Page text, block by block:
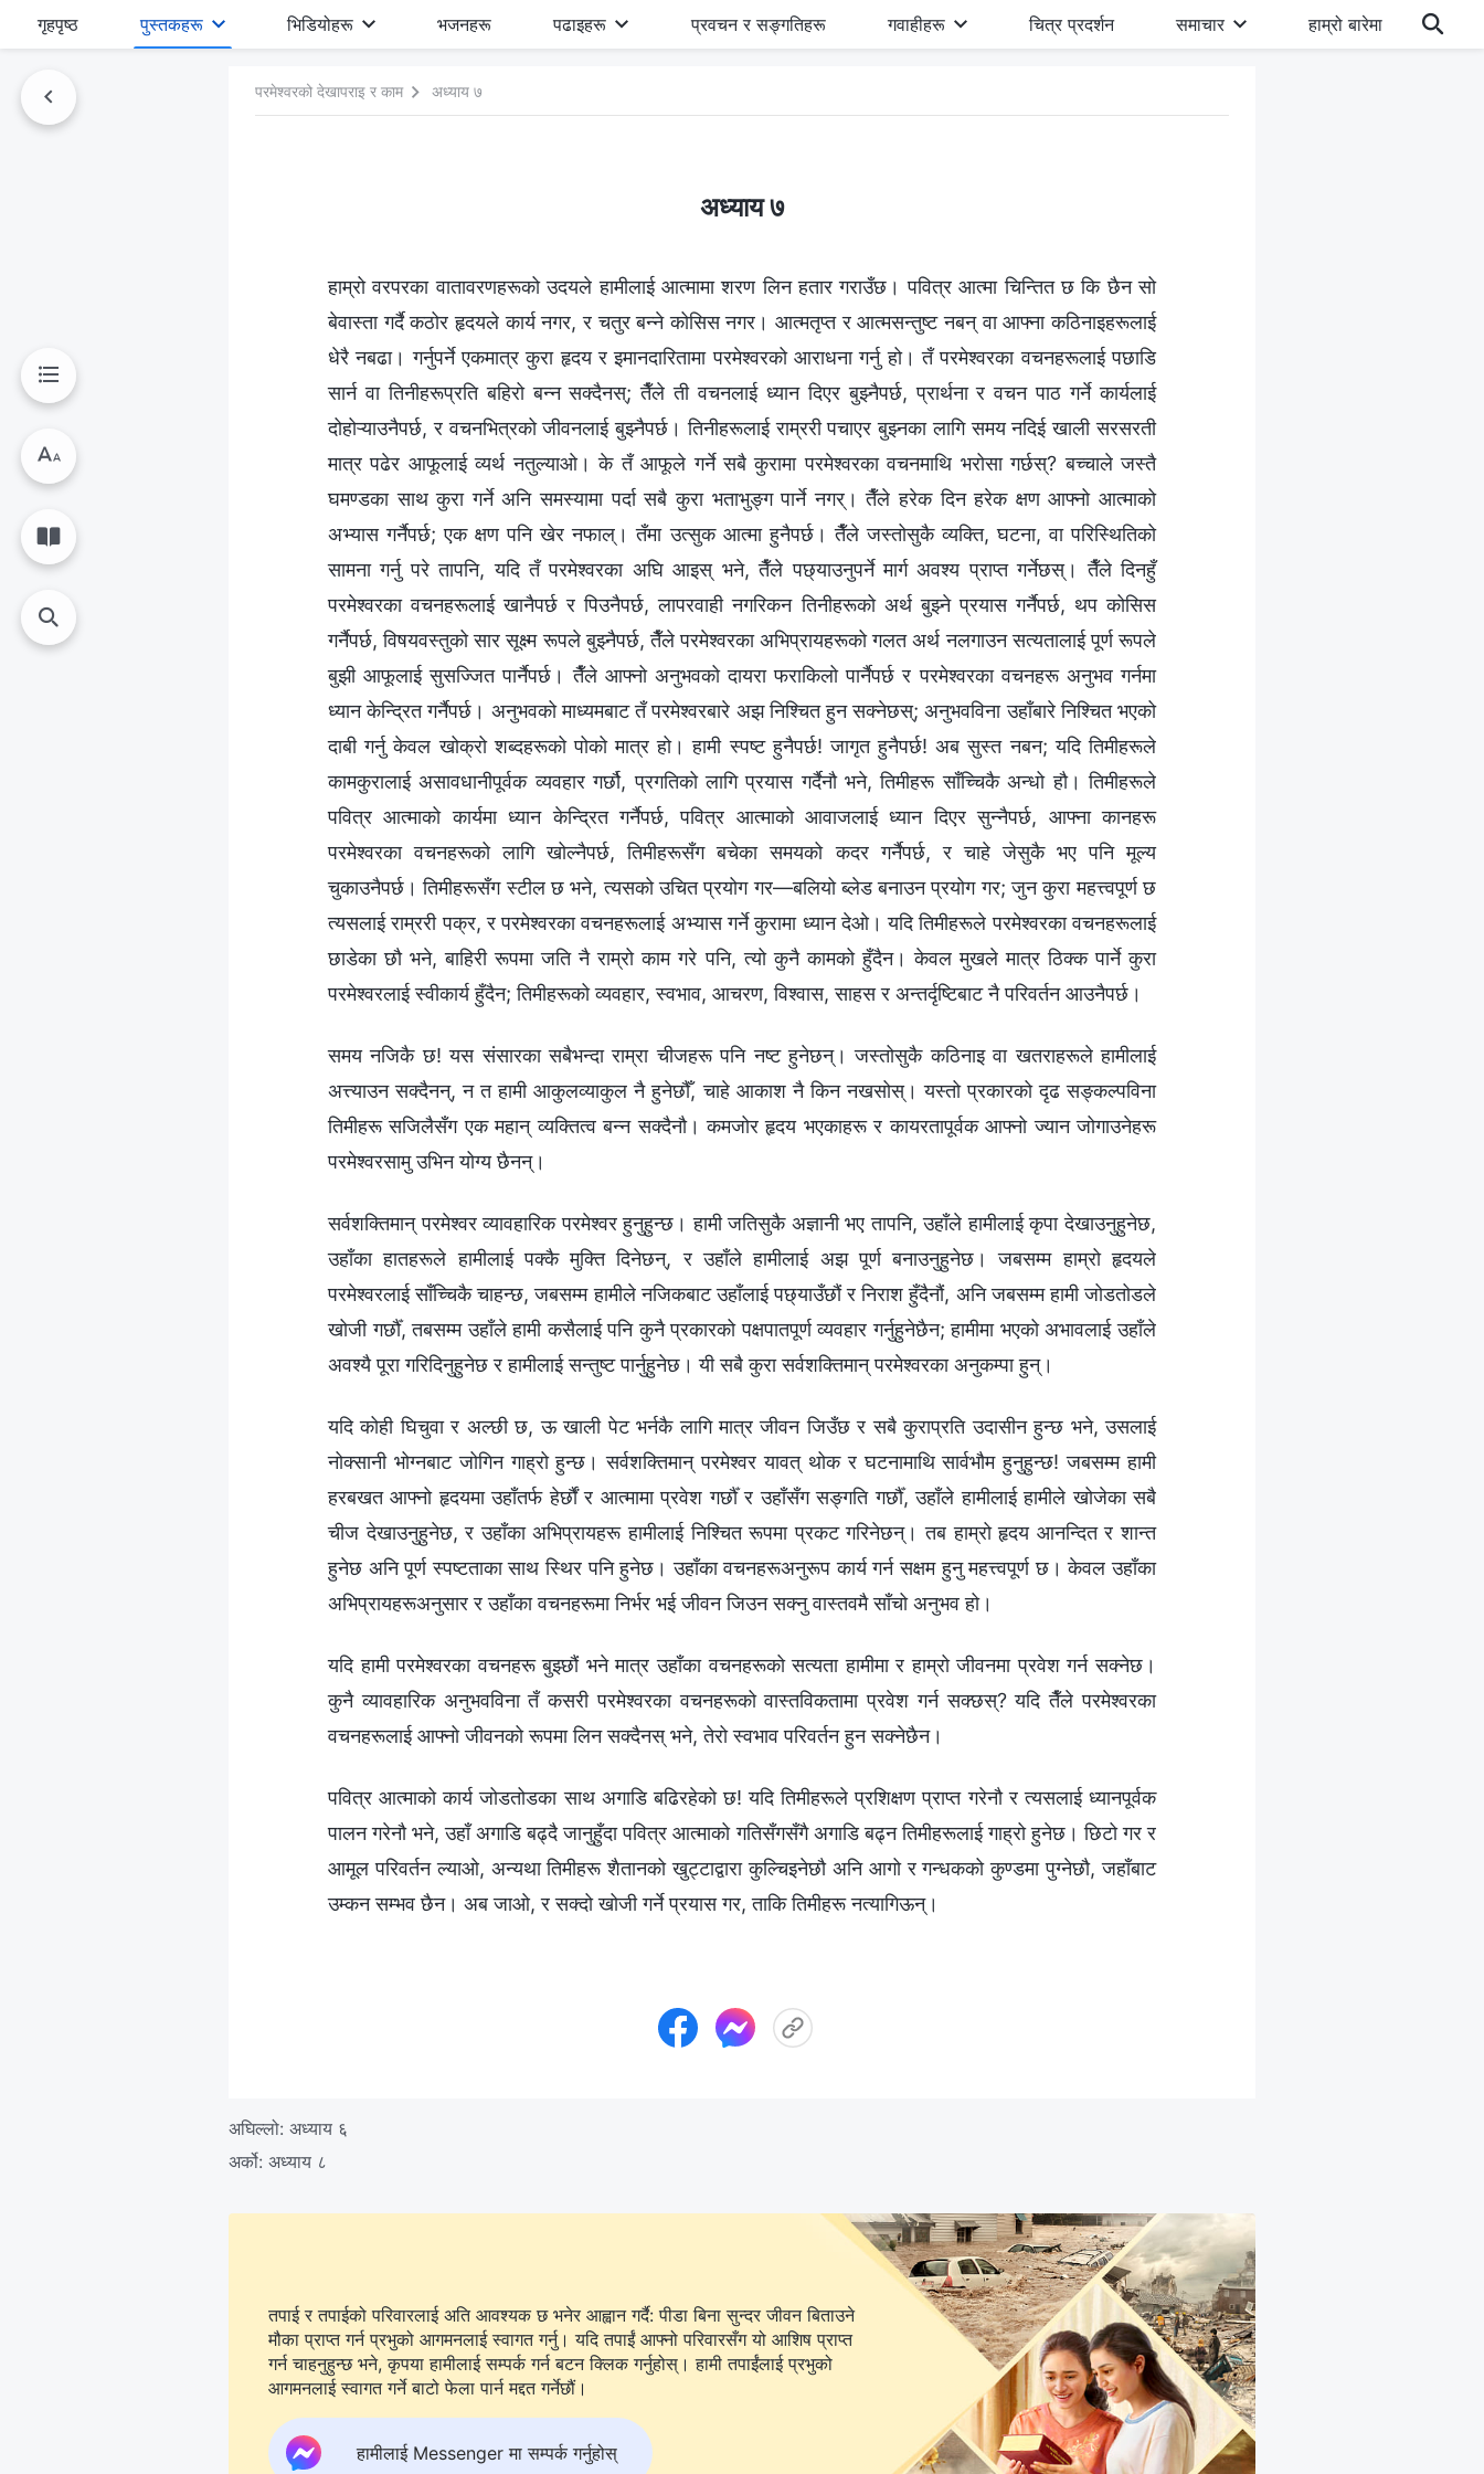
गृहपृष्ठ पुस्तकहरू भिडियोहरू भजनहरू पढाइहरू प्रवचन र सङ्गतिहरू गवाहीहरू चित्र प्रदर्शन समाचार हाम्रो बारेमा
परमेश्‍वरको देखापराइ र काम अध्याय ७
अध्याय ७
हाम्रो वरपरका वातावरणहरूको उदयले हामीलाई आत्मामा शरण लिन हतार गराउँछ। पवित्र आत्मा चिन्तित छ कि छैन सो
बेवास्ता गर्दै कठोर हृदयले कार्य नगर, र चतुर बन्ने कोसिस नगर। आत्मतृप्‍त र आत्मसन्तुष्ट नबन् वा आफ्ना कठिनाइहरूलाई
धेरै नबढा। गर्नुपर्ने एकमात्र कुरा हृदय र इमानदारितामा परमेश्‍वरको आराधना गर्नु हो। तँ परमेश्‍वरका वचनहरूलाई पछाडि
सार्न वा तिनीहरूप्रति बहिरो बन्न सक्दैनस्; तैँले ती वचनलाई ध्यान दिएर बुझ्नैपर्छ, प्रार्थना र वचन पाठ गर्ने कार्यलाई
दोहोऱ्याउनैपर्छ, र वचनभित्रको जीवनलाई बुझ्नैपर्छ। तिनीहरूलाई राम्ररी पचाएर बुझ्नका लागि समय नदिई खाली सरसरती
मात्र पढेर आफूलाई व्यर्थ नतुल्याओ। के तँ आफूले गर्ने सबै कुरामा परमेश्‍वरका वचनमाथि भरोसा गर्छस्? बच्चाले जस्तै
घमण्डका साथ कुरा गर्ने अनि समस्यामा पर्दा सबै कुरा भताभुङ्ग पार्ने नगर्। तैँले हरेक दिन हरेक क्षण आफ्नो आत्माको
अभ्यास गर्नैपर्छ; एक क्षण पनि खेर नफाल्। तँमा उत्सुक आत्मा हुनैपर्छ। तैँले जस्तोसुकै व्यक्ति, घटना, वा परिस्थितिको
सामना गर्नु परे तापनि, यदि तँ परमेश्‍वरका अघि आइस् भने, तैँले पछ्याउनुपर्ने मार्ग अवश्य प्राप्त गर्नेछस्। तैँले दिनहुँ
परमेश्‍वरका वचनहरूलाई खानैपर्छ र पिउनैपर्छ, लापरवाही नगरिकन तिनीहरूको अर्थ बुझ्ने प्रयास गर्नैपर्छ, थप कोसिस
गर्नैपर्छ, विषयवस्तुको सार सूक्ष्म रूपले बुझ्नैपर्छ, तैँले परमेश्‍वरका अभिप्रायहरूको गलत अर्थ नलगाउन सत्यतालाई पूर्ण रूपले
बुझी आफूलाई सुसज्जित पार्नैपर्छ। तैँले आफ्नो अनुभवको दायरा फराकिलो पार्नैपर्छ र परमेश्‍वरका वचनहरू अनुभव गर्नमा
ध्यान केन्द्रित गर्नैपर्छ। अनुभवको माध्यमबाट तँ परमेश्‍वरबारे अझ निश्चित हुन सक्‍नेछस्; अनुभवविना उहाँबारे निश्चित भएको
दाबी गर्नु केवल खोक्रो शब्दहरूको पोको मात्र हो। हामी स्पष्ट हुनैपर्छ! जागृत हुनैपर्छ! अब सुस्त नबन; यदि तिमीहरूले
कामकुरालाई असावधानीपूर्वक व्यवहार गर्छौ, प्रगतिको लागि प्रयास गर्दैनौ भने, तिमीहरू साँच्‍चिकै अन्धो हौ। तिमीहरूले
पवित्र आत्माको कार्यमा ध्यान केन्द्रित गर्नैपर्छ, पवित्र आत्माको आवाजलाई ध्यान दिएर सुन्नैपर्छ, आफ्ना कानहरू
परमेश्‍वरका वचनहरूको लागि खोल्नैपर्छ, तिमीहरूसँग बचेका समयको कदर गर्नैपर्छ, र चाहे जेसुकै भए पनि मूल्य
चुकाउनैपर्छ। तिमीहरूसँग स्टील छ भने, त्यसको उचित प्रयोग गर—बलियो ब्लेड बनाउन प्रयोग गर; जुन कुरा महत्त्वपूर्ण छ
त्यसलाई राम्ररी पक्र, र परमेश्‍वरका वचनहरूलाई अभ्यास गर्ने कुरामा ध्यान देओ। यदि तिमीहरूले परमेश्‍वरका वचनहरूलाई
छाडेका छौ भने, बाहिरी रूपमा जति नै राम्रो काम गरे पनि, त्यो कुनै कामको हुँदैन। केवल मुखले मात्र ठिक्क पार्ने कुरा
परमेश्‍वरलाई स्वीकार्य हुँदैन; तिमीहरूको व्यवहार, स्वभाव, आचरण, विश्‍वास, साहस र अन्तर्दृष्टिबाट नै परिवर्तन आउनैपर्छ।
समय नजिकै छ! यस संसारका सबैभन्दा राम्रा चीजहरू पनि नष्ट हुनेछन्। जस्तोसुकै कठिनाइ वा खतराहरूले हामीलाई
अत्त्याउन सक्दैनन्, न त हामी आकुलव्याकुल नै हुनेछौँ, चाहे आकाश नै किन नखसोस्। यस्तो प्रकारको दृढ सङ्कल्पविना
तिमीहरू सजिलैसँग एक महान् व्यक्तित्व बन्न सक्दैनौ। कमजोर हृदय भएकाहरू र कायरतापूर्वक आफ्नो ज्यान जोगाउनेहरू
परमेश्‍वरसामु उभिन योग्य छैनन्।
सर्वशक्तिमान्‌ परमेश्‍वर व्यावहारिक परमेश्‍वर हुनुहुन्छ। हामी जतिसुकै अज्ञानी भए तापनि, उहाँले हामीलाई कृपा देखाउनुहुनेछ,
उहाँका हातहरूले हामीलाई पक्कै मुक्ति दिनेछन्, र उहाँले हामीलाई अझ पूर्ण बनाउनुहुनेछ। जबसम्म हाम्रो हृदयले
परमेश्‍वरलाई साँच्चिकै चाहन्छ, जबसम्म हामीले नजिकबाट उहाँलाई पछ्याउँछौं र निराश हुँदैनौं, अनि जबसम्म हामी जोडतोडले
खोजी गर्छौँ, तबसम्म उहाँले हामी कसैलाई पनि कुनै प्रकारको पक्षपातपूर्ण व्यवहार गर्नुहुनेछैन; हामीमा भएको अभावलाई उहाँले
अवश्यै पूरा गरिदिनुहुनेछ र हामीलाई सन्तुष्ट पार्नुहुनेछ। यी सबै कुरा सर्वशक्तिमान्‌ परमेश्‍वरका अनुकम्पा हुन्।
यदि कोही घिचुवा र अल्छी छ, ऊ खाली पेट भर्नकै लागि मात्र जीवन जिउँछ र सबै कुराप्रति उदासीन हुन्छ भने, उसलाई
नोक्सानी भोग्नबाट जोगिन गाह्रो हुन्छ। सर्वशक्तिमान् परमेश्‍वर यावत् थोक र घटनामाथि सार्वभौम हुनुहुन्छ! जबसम्म हामी
हरबखत आफ्नो हृदयमा उहाँतर्फ हेर्छौं र आत्मामा प्रवेश गर्छौँ र उहाँसँग सङ्गति गर्छौँ, उहाँले हामीलाई हामीले खोजेका सबै
चीज देखाउनुहुनेछ, र उहाँका अभिप्रायहरू हामीलाई निश्चित रूपमा प्रकट गरिनेछन्। तब हाम्रो हृदय आनन्दित र शान्त
हुनेछ अनि पूर्ण स्पष्टताका साथ स्थिर पनि हुनेछ। उहाँका वचनहरूअनुरूप कार्य गर्न सक्षम हुनु महत्त्वपूर्ण छ। केवल उहाँका
अभिप्रायहरूअनुसार र उहाँका वचनहरूमा निर्भर भई जीवन जिउन सक्नु वास्तवमै साँचो अनुभव हो।
यदि हामी परमेश्‍वरका वचनहरू बुझ्छौं भने मात्र उहाँका वचनहरूको सत्यता हामीमा र हाम्रो जीवनमा प्रवेश गर्न सक्नेछ।
कुनै व्यावहारिक अनुभवविना तँ कसरी परमेश्‍वरका वचनहरूको वास्तविकतामा प्रवेश गर्न सक्छस्? यदि तैँले परमेश्‍वरका
वचनहरूलाई आफ्नो जीवनको रूपमा लिन सक्दैनस् भने, तेरो स्वभाव परिवर्तन हुन सक्नेछैन।
पवित्र आत्माको कार्य जोडतोडका साथ अगाडि बढिरहेको छ! यदि तिमीहरूले प्रशिक्षण प्राप्त गरेनौ र त्यसलाई ध्यानपूर्वक
पालन गरेनौ भने, उहाँ अगाडि बढ्दै जानुहुँदा पवित्र आत्माको गतिसँगसँगै अगाडि बढ्न तिमीहरूलाई गाह्रो हुनेछ। छिटो गर र
आमूल परिवर्तन ल्याओ, अन्यथा तिमीहरू शैतानको खुट्टाद्वारा कुल्चिइनेछौ अनि आगो र गन्धकको कुण्डमा पुग्‍नेछौ, जहाँबाट
उम्कन सम्भव छैन। अब जाओ, र सक्दो खोजी गर्ने प्रयास गर, ताकि तिमीहरू नत्यागिऊन्।
अघिल्लो: अध्याय ६
अर्को: अध्याय ८
तपाई र तपाईको परिवारलाई अति आवश्यक छ भनेर आह्वान गर्दै: पीडा बिना सुन्दर जीवन बिताउने
मौका प्राप्त गर्न प्रभुको आगमनलाई स्वागत गर्नु। यदि तपाईं आफ्नो परिवारसँग यो आशिष प्राप्त
गर्न चाहनुहुन्छ भने, कृपया हामीलाई सम्पर्क गर्न बटन क्लिक गर्नुहोस्। हामी तपाईंलाई प्रभुको
आगमनलाई स्वागत गर्ने बाटो फेला पार्न मद्दत गर्नेछौं।
हामीलाई Messenger मा सम्पर्क गर्नुहोस्